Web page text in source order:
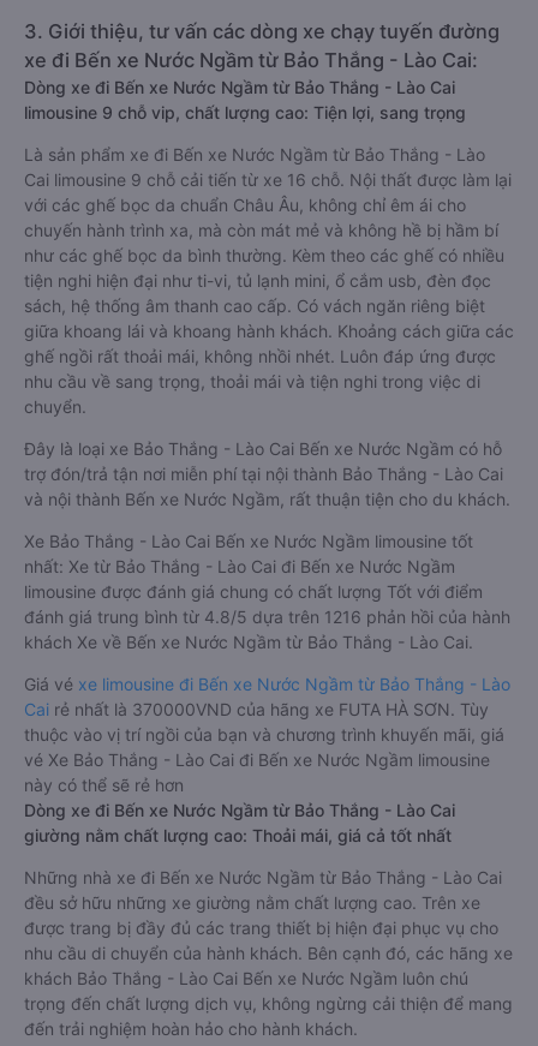
3. Giới thiệu, tư vấn các dòng xe chạy tuyến đường
xe đi Bến xe Nước Ngầm từ Bảo Thắng - Lào Cai:
Dòng xe đi Bến xe Nước Ngầm từ Bảo Thắng - Lào Cai
limousine 9 chỗ vip, chất lượng cao: Tiện lợi, sang trọng
Là sản phẩm xe đi Bến xe Nước Ngầm từ Bảo Thắng - Lào
Cai limousine 9 chỗ cải tiến từ xe 16 chỗ. Nội thất được làm lại
với các ghế bọc da chuẩn Châu Âu, không chỉ êm ái cho
chuyến hành trình xa, mà còn mát mẻ và không hề bị hầm bí
như các ghế bọc da bình thường. Kèm theo các ghế có nhiều
tiện nghi hiện đại như ti-vi, tủ lạnh mini, ổ cắm usb, đèn đọc
sách, hệ thống âm thanh cao cấp. Có vách ngăn riêng biệt
giữa khoang lái và khoang hành khách. Khoảng cách giữa các
ghế ngồi rất thoải mái, không nhồi nhét. Luôn đáp ứng được
nhu cầu về sang trọng, thoải mái và tiện nghi trong việc di
chuyển.
Đây là loại xe Bảo Thắng - Lào Cai Bến xe Nước Ngầm có hỗ
trợ đón/trả tận nơi miễn phí tại nội thành Bảo Thắng - Lào Cai
và nội thành Bến xe Nước Ngầm, rất thuận tiện cho du khách.
Xe Bảo Thắng - Lào Cai Bến xe Nước Ngầm limousine tốt
nhất: Xe từ Bảo Thắng - Lào Cai đi Bến xe Nước Ngầm
limousine được đánh giá chung có chất lượng Tốt với điểm
đánh giá trung bình từ 4.8/5 dựa trên 1216 phản hồi của hành
khách Xe về Bến xe Nước Ngầm từ Bảo Thắng - Lào Cai.
Giá vé xe limousine đi Bến xe Nước Ngầm từ Bảo Thắng - Lào
Cai rẻ nhất là 370000VND của hãng xe FUTA HÀ SƠN. Tùy
thuộc vào vị trí ngồi của bạn và chương trình khuyến mãi, giá
vé Xe Bảo Thắng - Lào Cai đi Bến xe Nước Ngầm limousine
này có thể sẽ rẻ hơn
Dòng xe đi Bến xe Nước Ngầm từ Bảo Thắng - Lào Cai
giường nằm chất lượng cao: Thoải mái, giá cả tốt nhất
Những nhà xe đi Bến xe Nước Ngầm từ Bảo Thắng - Lào Cai
đều sở hữu những xe giường nằm chất lượng cao. Trên xe
được trang bị đầy đủ các trang thiết bị hiện đại phục vụ cho
nhu cầu di chuyển của hành khách. Bên cạnh đó, các hãng xe
khách Bảo Thắng - Lào Cai Bến xe Nước Ngầm luôn chú
trọng đến chất lượng dịch vụ, không ngừng cải thiện để mang
đến trải nghiệm hoàn hảo cho hành khách.